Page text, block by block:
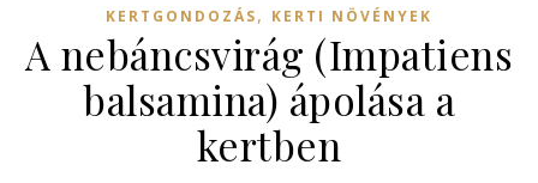
KERTGONDOZÁS, KERTI NÖVÉNYEK
A nebáncsvirág (Impatiens
balsamina) ápolása a
kertben